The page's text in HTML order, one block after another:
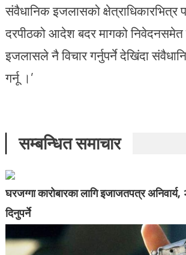
संवैधानिक इजलासको क्षेत्राधिकारभित्र
दरपीठको आदेश बदर मागको
इजलासले नै विचार गर्नुपर्ने देखिंदा
गर्नू ।’
सम्बन्धित समाचार
घरजग्गा कारोबारका लागि इजाजतपत्र
दिनुपर्ने